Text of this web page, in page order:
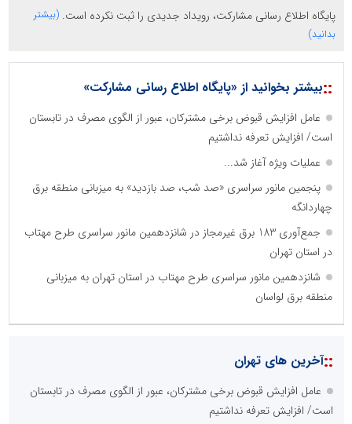
پایگاه اطلاع رسانی مشارکت، رویداد جدیدی را ثبت نکرده است. (بیشتر
بدانید)
::بیشتر بخوانید از «پایگاه اطلاع رسانی مشارکت»
عامل افزایش قبوض برخی مشترکان، عبور از الگوی مصرف در تابستان
است/ افزایش تعرفه نداشتیم
عملیات ویژه آغاز شد...
پنجمین مانور سراسری «صد شب، صد بازدید» به میزبانی منطقه برق
چهاردانگه
جمع‌آوری 183 برق غیرمجاز در شانزدهمین مانور سراسری طرح مهتاب
در استان تهران
شانزدهمین مانور سراسری طرح مهتاب در استان تهران به میزبانی
منطقه برق لواسان
::آخرین های تهران
عامل افزایش قبوض برخی مشترکان، عبور از الگوی مصرف در تابستان
است/ افزایش تعرفه نداشتیم